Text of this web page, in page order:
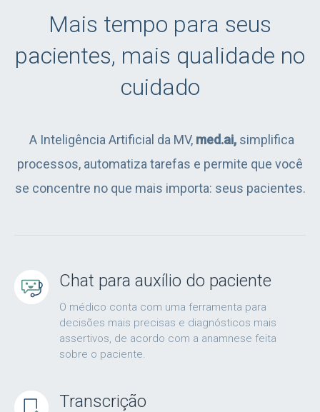
Mais tempo para seus
pacientes, mais qualidade no
cuidado
A Inteligência Artificial da MV, med.ai,simplifica
processos, automatiza tarefas e permite que você
se concentre no que mais importa: seus pacientes.
Chat para auxílio do paciente
O médico conta com uma ferramenta para
decisões mais precisas e diagnósticos mais
assertivos, de acordo com a anamnese feita
sobre o paciente.
Transcrição